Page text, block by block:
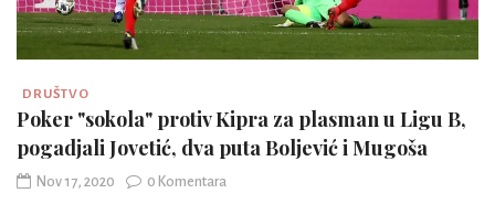
DRUŠTVO
Poker "sokola" protiv Kipra za plasman u Ligu B,
pogadjali Jovetić, dva puta Boljević i Mugoša
Nov 17, 2020 0 Komentara